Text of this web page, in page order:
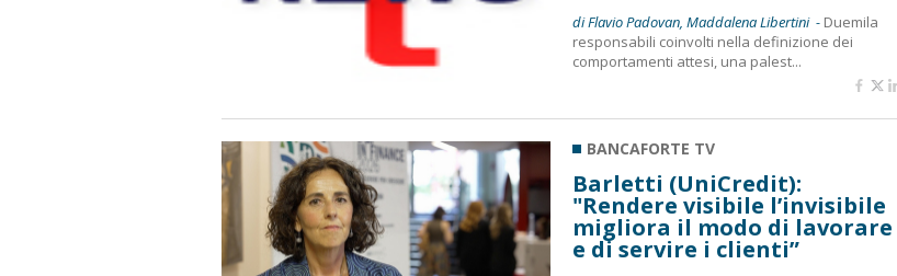
di Flavio Padovan, Maddalena Libertini - Duemila
responsabili coinvolti nella definizione dei
comportamenti attesi, una palest...
BANCAFORTE TV
Barletti (UniCredit):
"Rendere visibile l’invisibile
migliora il modo di lavorare
e di servire i clienti”